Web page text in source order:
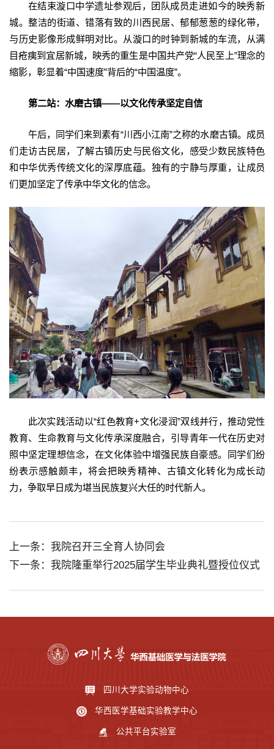
在结束漩口中学遗址参观后，团队成员走进如今的映秀新
城。整洁的街道、错落有致的川西民居、郁郁葱葱的绿化带，
与历史影像形成鲜明对比。从漩口的时钟到新城的车流，从满
目疮痍到宜居新城，映秀的重生是中国共产党“人民至上”理念的
缩影，彰显着“中国速度”背后的“中国温度”。
第二站：水磨古镇——以文化传承坚定自信
午后，同学们来到素有“川西小江南”之称的水磨古镇。成员
们走访古民居，了解古镇历史与民俗文化，感受少数民族特色
和中华优秀传统文化的深厚底蕴。独有的宁静与厚重，让成员
们更加坚定了传承中华文化的信念。
此次实践活动以“红色教育+文化浸润”双线并行，推动党性
教育、生命教育与文化传承深度融合，引导青年一代在历史对
照中坚定理想信念，在文化体验中增强民族自豪感。同学们纷
纷表示感触颇丰，将会把映秀精神、古镇文化转化为成长动
力，争取早日成为堪当民族复兴大任的时代新人。
上一条：我院召开三全育人协同会
下一条：我院隆重举行2025届学生毕业典礼暨授位仪式
四川大学实验动物中心
华西医学基础实验教学中心
公共平台实验室